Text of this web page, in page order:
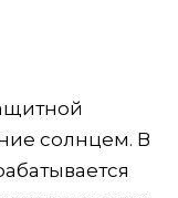
солнцем. В